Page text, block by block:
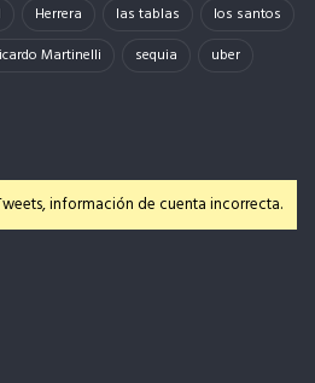
Herrera las tablas
los santos
Martinelli sequia uber
información de cuenta incorrecta.